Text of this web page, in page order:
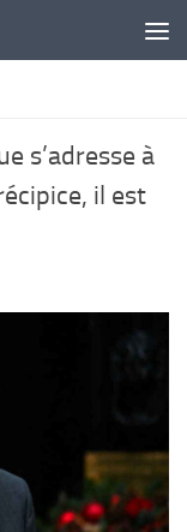
s’adresse à
il est